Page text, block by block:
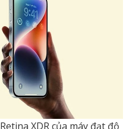
XDR của máy đạt độ